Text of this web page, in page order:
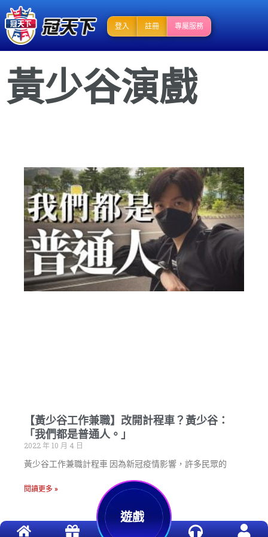
登入 註冊 專屬服務
黃少谷演戲
【黃少谷工作兼職】改開計程車？黃少谷：
「我們都是普通人。」
2022 年 10 月 4 日
黃少谷工作兼職計程車 因為新冠疫情影響，許多民眾的
閱讀更多 »
遊戲